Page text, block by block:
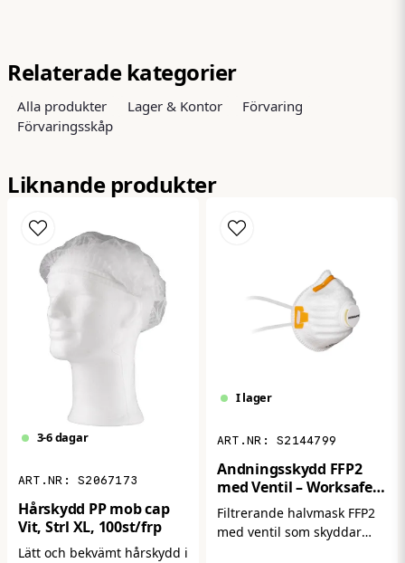
Mejladress
Ja, ni får publicera min fråga
Skicka fråga
Relaterade kategorier
Alla produkter Lager & Kontor
Förvaring
Förvaringsskåp
Liknande produkter
3-6 dagar
S2067173
Hårskydd PP mob cap
Vit, Strl XL, 100st/frp
Lätt och bekvämt hårskydd i
I lager
S2144799
Andningsskydd FFP2
med Ventil – Worksafe
W21V (15-pack)
Filtrerande halvmask FFP2
med ventil som skyddar